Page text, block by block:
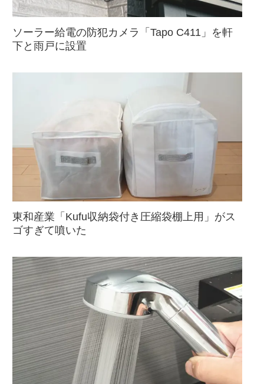
ソーラー給電の防犯カメラ「Tapo C411」を軒
下と雨戸に設置
東和産業「Kufu収納袋付き圧縮袋棚上用」がス
ゴすぎて噴いた